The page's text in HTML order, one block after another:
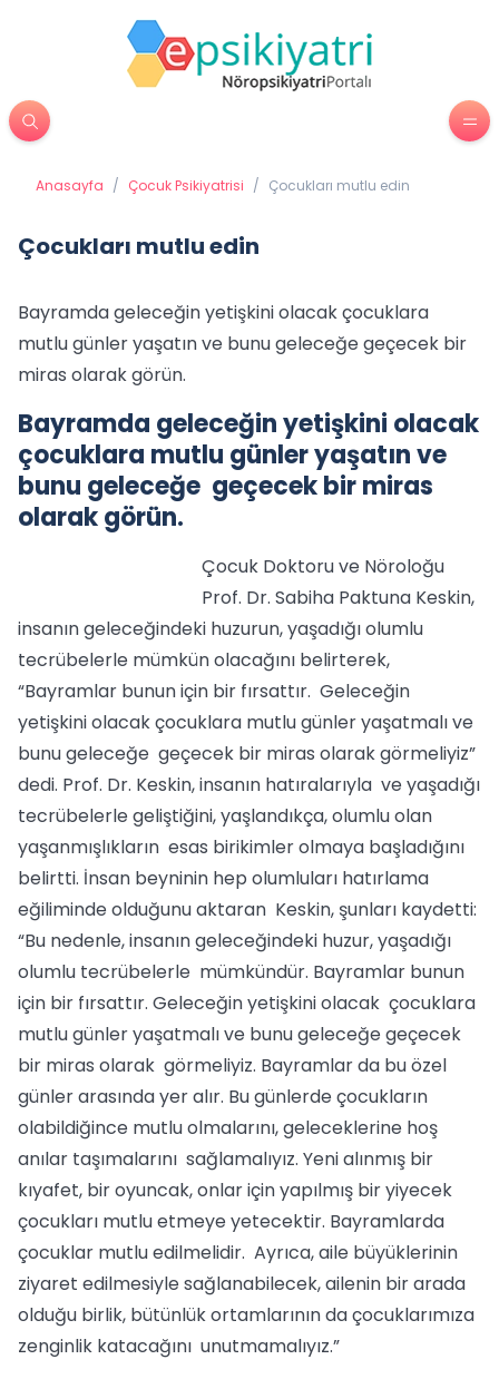
Anasayfa / Çocuk Psikiyatrisi / Çocukları mutlu edin
Çocukları mutlu edin
Bayramda geleceğin yetişkini olacak çocuklara
mutlu günler yaşatın ve bunu geleceğe geçecek bir
miras olarak görün.
Bayramda geleceğin yetişkini olacak
çocuklara mutlu günler yaşatın ve
bunu geleceğe geçecek bir miras
olarak görün.
Çocuk Doktoru ve Nöroloğu
Prof. Dr. Sabiha Paktuna Keskin,
insanın geleceğindeki huzurun, yaşadığı olumlu
tecrübelerle mümkün olacağını belirterek,
“Bayramlar bunun için bir fırsattır. Geleceğin
yetişkini olacak çocuklara mutlu günler yaşatmalı ve
bunu geleceğe geçecek bir miras olarak görmeliyiz”
dedi. Prof. Dr. Keskin, insanın hatıralarıyla ve yaşadığı
tecrübelerle geliştiğini, yaşlandıkça, olumlu olan
yaşanmışlıkların esas birikimler olmaya başladığını
belirtti. İnsan beyninin hep olumluları hatırlama
eğiliminde olduğunu aktaran Keskin, şunları kaydetti:
“Bu nedenle, insanın geleceğindeki huzur, yaşadığı
olumlu tecrübelerle mümkündür. Bayramlar bunun
için bir fırsattır. Geleceğin yetişkini olacak çocuklara
mutlu günler yaşatmalı ve bunu geleceğe geçecek
bir miras olarak görmeliyiz. Bayramlar da bu özel
günler arasında yer alır. Bu günlerde çocukların
olabildiğince mutlu olmalarını, geleceklerine hoş
anılar taşımalarını sağlamalıyız. Yeni alınmış bir
kıyafet, bir oyuncak, onlar için yapılmış bir yiyecek
çocukları mutlu etmeye yetecektir. Bayramlarda
çocuklar mutlu edilmelidir. Ayrıca, aile büyüklerinin
ziyaret edilmesiyle sağlanabilecek, ailenin bir arada
olduğu birlik, bütünlük ortamlarının da çocuklarımıza
zenginlik katacağını unutmamalıyız.”